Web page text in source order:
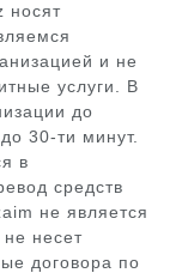
носят
и не
услуги. В
до
30-ти минут.
в
средств
не является
несет
договора по